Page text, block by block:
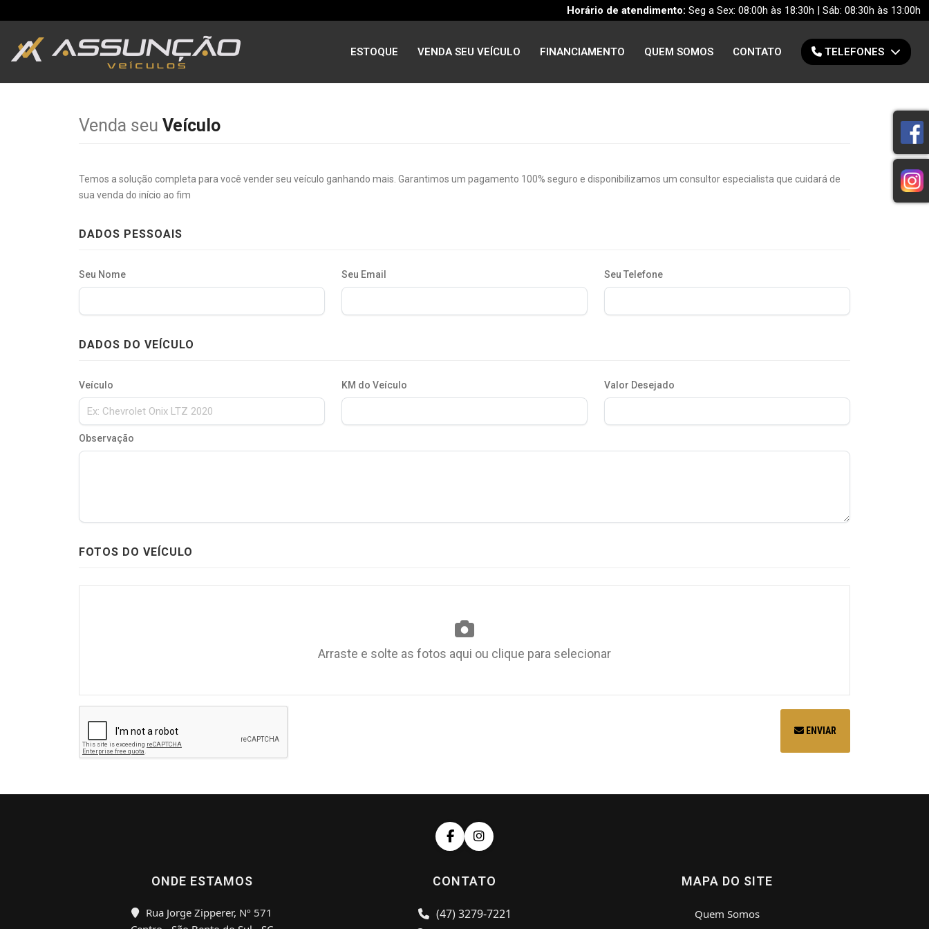
Horário de atendimento: Seg a Sex: 08:00h às 18:30h | Sáb: 08:30h às 13:00h
ESTOQUE VENDA SEU VEÍCULO FINANCIAMENTO QUEM SOMOS CONTATO TELEFONES
Venda seu Veículo
Temos a solução completa para você vender seu veículo ganhando mais. Garantimos um pagamento 100% seguro e disponibilizamos um consultor especialista que cuidará de
sua venda do início ao fim
DADOS PESSOAIS
Seu Nome Seu Email Seu Telefone
DADOS DO VEÍCULO
Veículo KM do Veículo Valor Desejado
Observação
FOTOS DO VEÍCULO
Arraste e solte as fotos aqui ou clique para selecionar
ENVIAR
ONDE ESTAMOS
Rua Jorge Zipperer, Nº 571
CONTATO
(47) 3279-7221
MAPA DO SITE
Quem Somos